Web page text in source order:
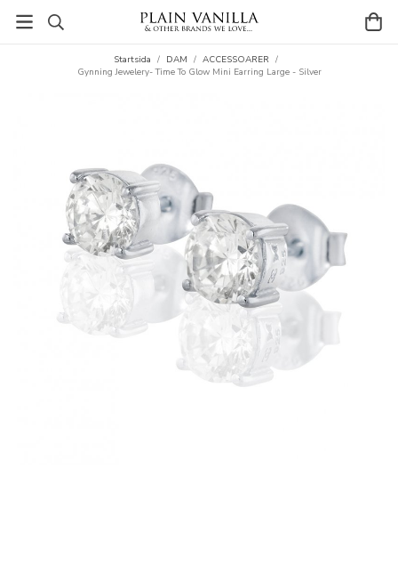
Startsida / DAM / ACCESSOARER /
Gynning Jewelery- Time To Glow Mini Earring Large - Silver